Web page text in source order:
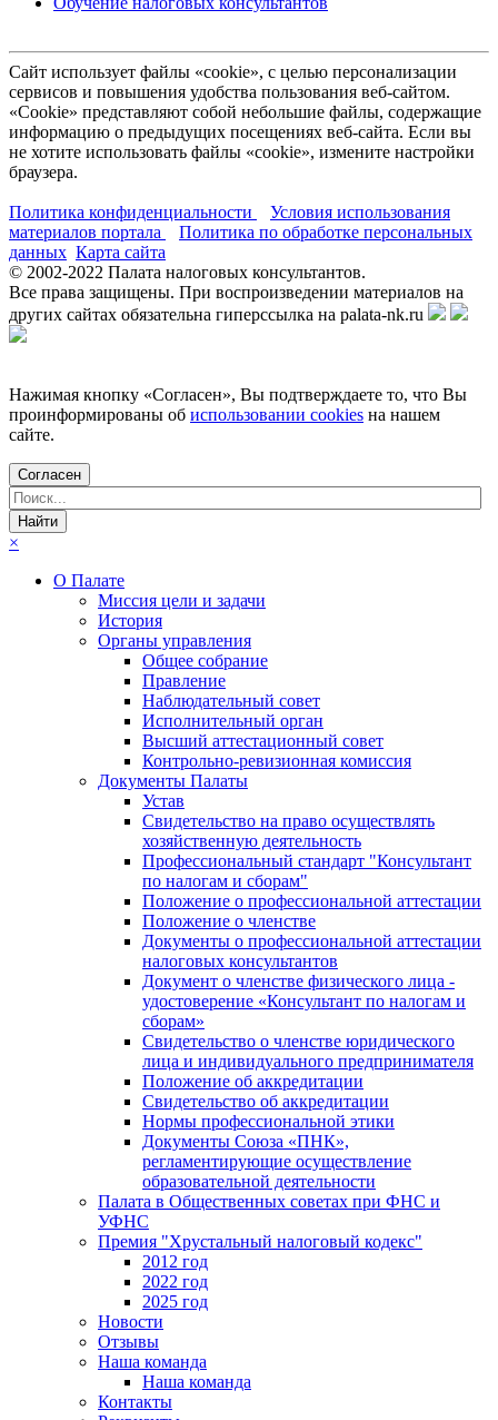
Сайт использует файлы «cookie», с целью персонализации
сервисов и повышения удобства пользования веб-сайтом.
«Cookie» представляют собой небольшие файлы, содержащие
информацию о предыдущих посещениях веб-сайта. Если вы
не хотите использовать файлы «cookie», измените настройки
браузера.
Политика конфиденциальности
Условия использования
материалов портала
Политика по обработке персональных
данных Карта сайта
© 2002-2022 Палата налоговых консультантов.
Все права защищены. При воспроизведении материалов на
других сайтах обязательна гиперссылка на palata-nk.ru
Нажимая кнопку «Согласен», Вы подтверждаете то, что Вы
проинформированы об использовании cookies на нашем
сайте.
Согласен
×
О Палате
Миссия цели и задачи
История
Органы управления
Общее собрание
Правление
Наблюдательный совет
Исполнительный орган
Высший аттестационный совет
Контрольно-ревизионная комиссия
Документы Палаты
Устав
Свидетельство на право осуществлять
хозяйственную деятельность
Профессиональный стандарт "Консультант
по налогам и сборам"
Положение о профессиональной аттестации
Положение о членстве
Документы о профессиональной аттестации
налоговых консультантов
Документ о членстве физического лица -
удостоверение «Консультант по налогам и
сборам»
Свидетельство о членстве юридического
лица и индивидуального предпринимателя
Положение об аккредитации
Свидетельство об аккредитации
Нормы профессиональной этики
Документы Союза «ПНК»,
регламентирующие осуществление
образовательной деятельности
Палата в Общественных советах при ФНС и
УФНС
Премия "Хрустальный налоговый кодекс"
2012 год
2022 год
2025 год
Новости
Отзывы
Наша команда
Наша команда
Контакты